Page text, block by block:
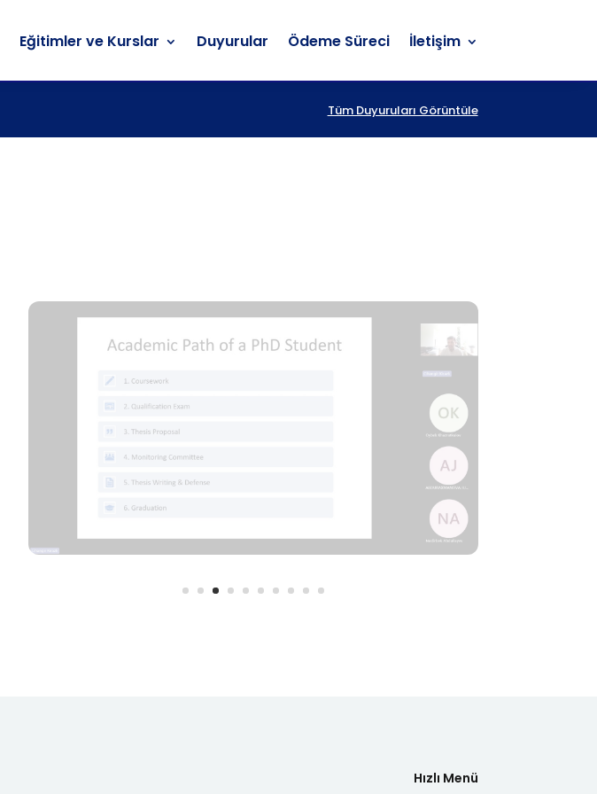
Eğitimler ve Kurslar Duyurular Ödeme Süreci İletişim
Eğitimler ve Kurslar Duyurular Ödeme Süreci İletişim
Tüm Duyuruları Görüntüle
Hızlı Menü